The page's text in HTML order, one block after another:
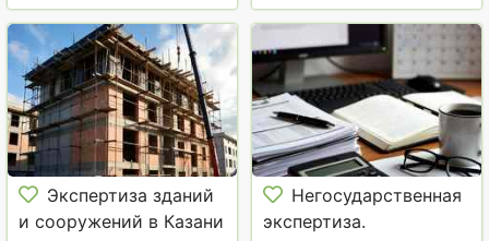
Экспертиза зданий
и сооружений в Казани
Негосударственная
экспертиза.